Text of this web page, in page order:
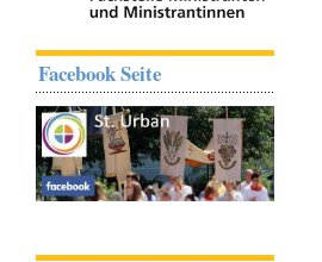
Facebook Seite